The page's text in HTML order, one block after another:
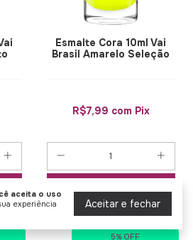
aceita o uso
experiência
Aceitar e fechar
Esmalte Cora 10ml Vai
Brasil Amarelo Seleção
R$7,99 com Pix
5% OFF